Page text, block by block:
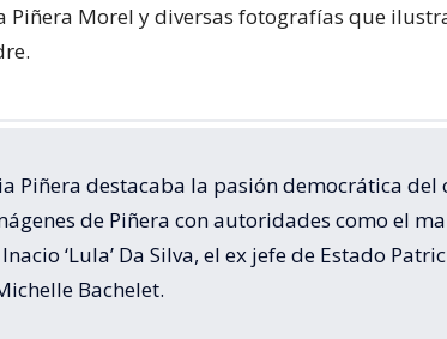
Piñera Morel y diversas fotografías que
Piñera destacaba la pasión democrática del
de Piñera con autoridades como el
‘Lula’ Da Silva, el ex jefe de Estado
Bachelet.